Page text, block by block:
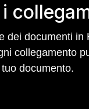
dei documenti
collegamento
documento.